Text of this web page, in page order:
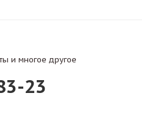
и многое другое
23